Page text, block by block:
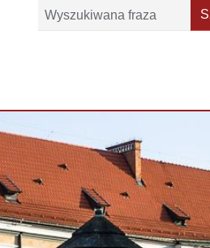
Szukaj